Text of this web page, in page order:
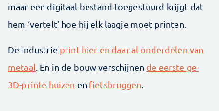
maar een digitaal bestand toegestuurd krijgt dat
hem ‘vertelt’ hoe hij elk laagje moet printen.
De industrie print hier en daar al onderdelen van
metaal. En in de bouw verschijnen de eerste ge-
3D-printe huizen en fietsbruggen.